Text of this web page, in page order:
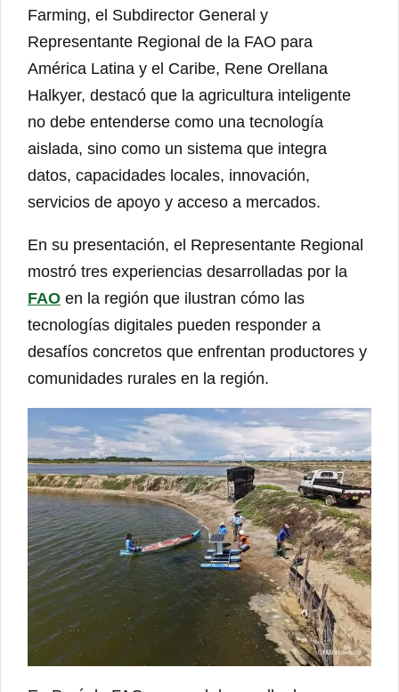
Farming, el Subdirector General y
Representante Regional de la FAO para
América Latina y el Caribe, Rene Orellana
Halkyer, destacó que la agricultura inteligente
no debe entenderse como una tecnología
aislada, sino como un sistema que integra
datos, capacidades locales, innovación,
servicios de apoyo y acceso a mercados.
En su presentación, el Representante Regional
mostró tres experiencias desarrolladas por la
FAO en la región que ilustran cómo las
tecnologías digitales pueden responder a
desafíos concretos que enfrentan productores y
comunidades rurales en la región.